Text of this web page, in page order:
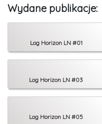
Wydane publikacje:
Log Horizon LN #01
Log Horizon LN #03
Log Horizon LN #05